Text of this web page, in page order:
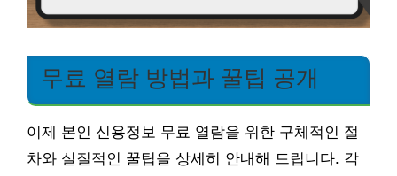
무료 열람 방법과 꿀팁 공개
이제 본인 신용정보 무료 열람을 위한 구체적인 절
차와 실질적인 꿀팁을 상세히 안내해 드립니다. 각